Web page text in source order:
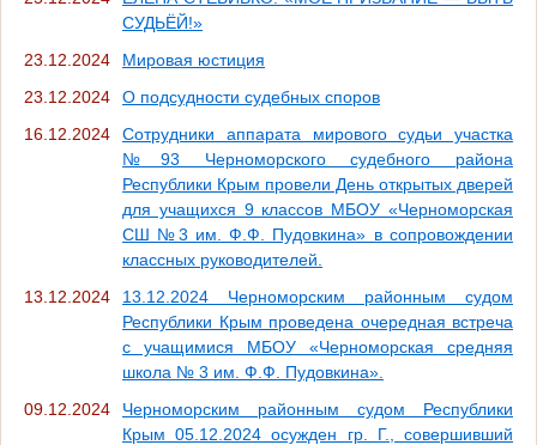
СУДЬЁЙ!»
23.12.2024
Мировая юстиция
23.12.2024
О подсудности судебных споров
16.12.2024
Сотрудники аппарата мирового судьи участка
№93 Черноморского судебного района
Республики Крым провели День открытых дверей
для учащихся 9 классов МБОУ «Черноморская
СШ №3 им. Ф.Ф. Пудовкина» в сопровождении
классных руководителей.
13.12.2024
13.12.2024 Черноморским районным судом
Республики Крым проведена очередная встреча
с учащимися МБОУ «Черноморская средняя
школа № 3 им. Ф.Ф. Пудовкина».
09.12.2024
Черноморским районным судом Республики
Крым 05.12.2024 осужден гр. Г., совершивший